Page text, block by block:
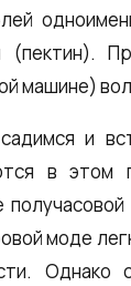
машине)
и
в
моде